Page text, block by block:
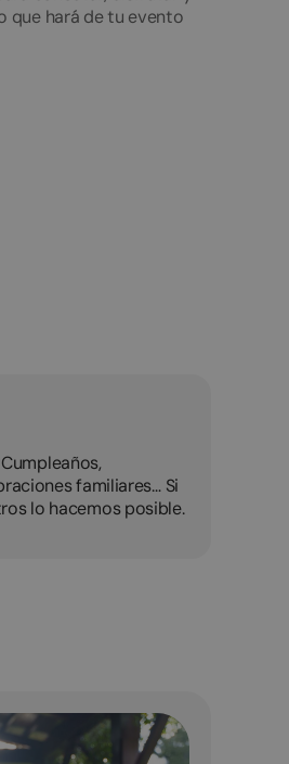
que hará de tu evento
Cumpleaños,
familiares… Si
lo hacemos posible.